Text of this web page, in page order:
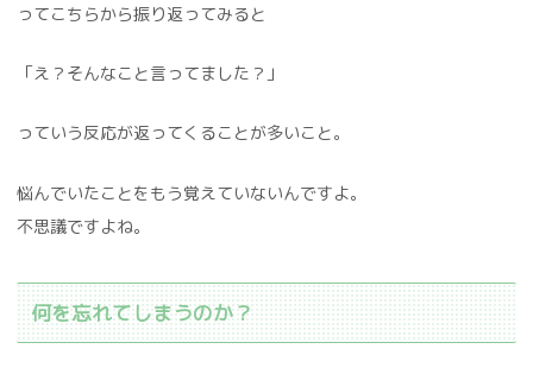
ってこちらから振り返ってみると
「え？そんなこと言ってました？」
っていう反応が返ってくることが多いこと。
悩んでいたことをもう覚えていないんですよ。
不思議ですよね。
何を忘れてしまうのか？